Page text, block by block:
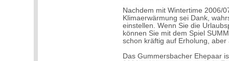
Nachdem mit Wintertime 2006/
Klimaerwärmung sei Dank,
einstellen. Wenn Sie die
können Sie mit dem Spiel
schon kräftig auf Erholung,
Das Gummersbacher Ehepaar